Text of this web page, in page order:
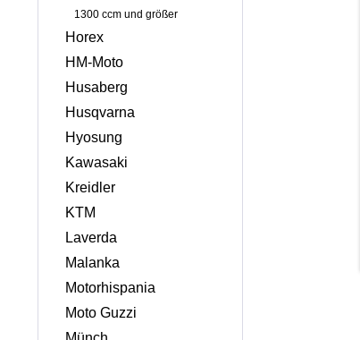
1300 ccm und größer
Horex
HM-Moto
Husaberg
Husqvarna
Hyosung
Kawasaki
Kreidler
KTM
Laverda
Malanka
Motorhispania
Moto Guzzi